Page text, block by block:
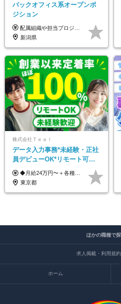
バックオフィス系オープンポ
ジション
配属組織や担当プロジェクトにより異なります。 想定年収：450万円～1100万円 ※ご経験やスキルに応じて決定します。 ※上記想定年収はあくまでも目安の金額であり、 選考を通じて上下する可能性があります。
新潟県
株式会社Ｔｅａｌ
データ入力事務*未経験・正社
員デビューOK*リモート可能*
年間休日124日*面接1回*実働
7.5時間
◆月給24万円〜＋各種手当 ※残業代全額支給 ※試用期間6ヶ月（期間中も給与・待遇に変更なし）
東京都
ほかの職種で
求人掲載・利用規
ホーム